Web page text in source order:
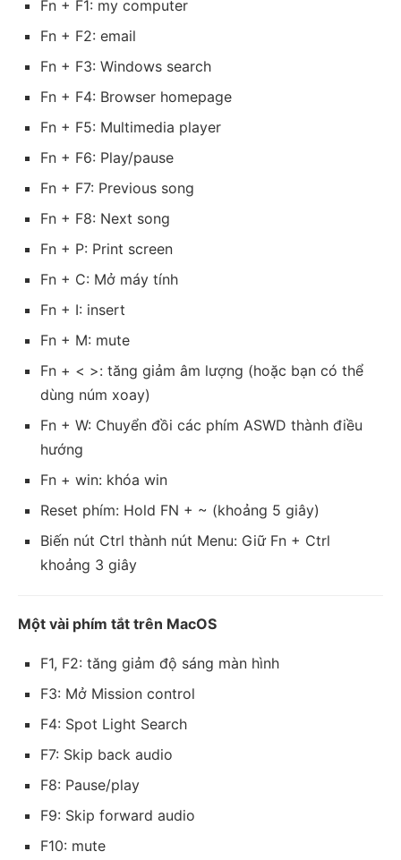
Fn + F1: my computer
Fn + F2: email
Fn + F3: Windows search
Fn + F4: Browser homepage
Fn + F5: Multimedia player
Fn + F6: Play/pause
Fn + F7: Previous song
Fn + F8: Next song
Fn + P: Print screen
Fn + C: Mở máy tính
Fn + I: insert
Fn + M: mute
Fn + < >: tăng giảm âm lượng (hoặc bạn có thể
dùng núm xoay)
Fn + W: Chuyển đồi các phím ASWD thành điều
hướng
Fn + win: khóa win
Reset phím: Hold FN + ~ (khoảng 5 giây)
Biến nút Ctrl thành nút Menu: Giữ Fn + Ctrl
khoảng 3 giây
Một vài phím tắt trên MacOS
F1, F2: tăng giảm độ sáng màn hình
F3: Mở Mission control
F4: Spot Light Search
F7: Skip back audio
F8: Pause/play
F9: Skip forward audio
F10: mute